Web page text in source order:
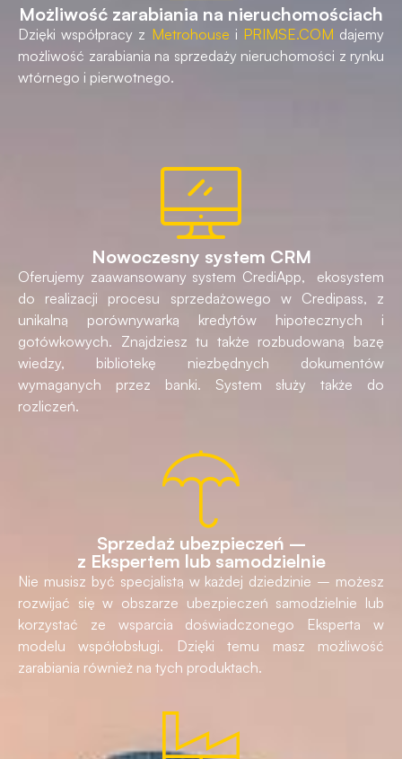
Możliwość zarabiania na nieruchomościach
Dzięki współpracy z Metrohouse i PRIMSE.COM dajemy
możliwość zarabiania na sprzedaży nieruchomości z rynku
wtórnego i pierwotnego.
Nowoczesny system CRM
Oferujemy zaawansowany system CrediApp, ekosystem
do realizacji procesu sprzedażowego w Credipass, z
unikalną porównywarką kredytów hipotecznych i
gotówkowych. Znajdziesz tu także rozbudowaną bazę
wiedzy, bibliotekę niezbędnych dokumentów
wymaganych przez banki. System służy także do
rozliczeń.
Sprzedaż ubezpieczeń –
z Ekspertem lub samodzielnie
Nie musisz być specjalistą w każdej dziedzinie – możesz
rozwijać się w obszarze ubezpieczeń samodzielnie lub
korzystać ze wsparcia doświadczonego Eksperta w
modelu współobsługi. Dzięki temu masz możliwość
zarabiania również na tych produktach.